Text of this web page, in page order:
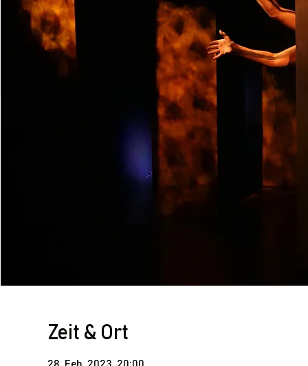
Zeit & Ort